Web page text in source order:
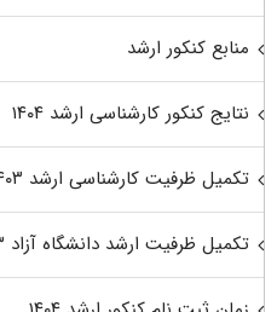
منابع کنکور ارشد
نتایج کنکور کارشناسی ارشد ۱۴۰۴
تکمیل ظرفیت کارشناسی ارشد ۱۴۰۳
تکمیل ظرفیت ارشد دانشگاه آزاد ۱۴۰۳